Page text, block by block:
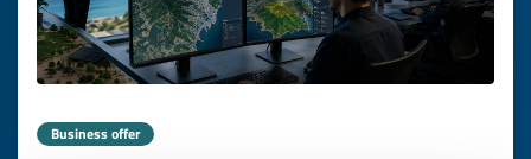
Business offer